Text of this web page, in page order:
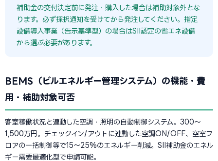
補助金の交付決定前に発注・購入した場合は補助対象外とな
ります。必ず採択通知を受けてから発注してください。指定
設備導入事業（告示基準型）の場合はSII認定の省エネ設備
から選ぶ必要があります。
BEMS（ビルエネルギー管理システム）の機能・費
用・補助対象可否
客室稼働状況と連動した空調・照明の自動制御システム。300〜
1,500万円。チェックイン/アウトに連動した空調ON/OFF、空室フ
ロアの一括制御等で15〜25%のエネルギー削減。SII補助金のエネル
ギー需要最適化型で申請可能。